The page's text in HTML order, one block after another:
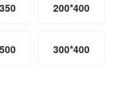
200*400
300*400